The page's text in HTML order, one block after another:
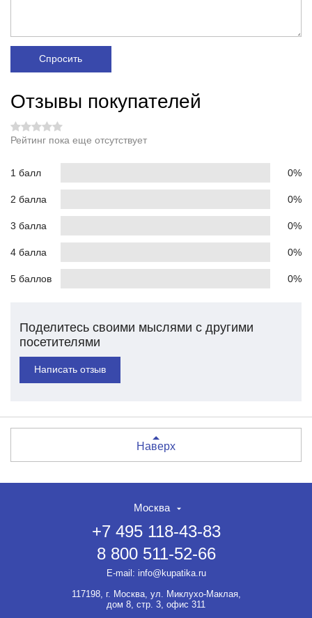
НЕТ СКИДКИ НА ТОВАР?!
ОФОРМЛЯЙТЕ ЗАКАЗ И
ВЫ ПОЛУЧИТЕ ЕЁ ДО 20%
Если товар не участвует ни в
какой акции, оформляйте
Спросить
Отзывы покупателей
Рейтинг пока еще отсутствует
1 балл 0%
2 балла 0%
3 балла 0%
4 балла 0%
5 баллов 0%
Поделитесь своими мыслями с другими
посетителями
Написать отзыв
Наверх
Москва
+7 495 118-43-83
8 800 511-52-66
E-mail: info@kupatika.ru
117198, г. Москва, ул. Миклухо-Маклая,
дом 8, стр. 3, офис 311